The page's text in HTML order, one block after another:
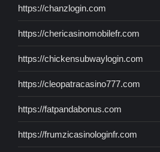
https://chanzlogin.com
https://chericasinomobilefr.com
https://chickensubwaylogin.com
https://cleopatracasino777.com
https://fatpandabonus.com
https://frumzicasinologinfr.com